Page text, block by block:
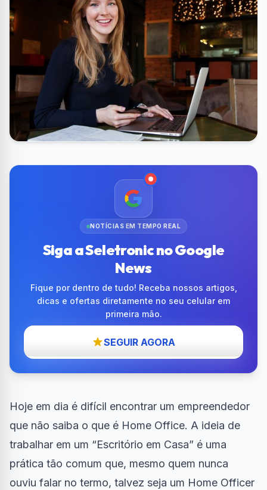
NOTÍCIAS EM TEMPO REAL
Siga a Seletronic no Google
News
Fique por dentro de tudo! Receba nossos artigos,
dicas e ofertas diretamente no seu celular em
primeira mão.
SEGUIR AGORA
Hoje em dia é difícil encontrar um empreendedor
que não saiba o que é Home Office. A ideia de
trabalhar em um “Escritório em Casa” é uma
prática tão comum que, mesmo quem nunca
ouviu falar no termo, talvez seja um Home Officer